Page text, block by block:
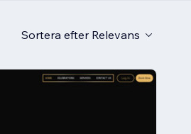
Sortera efter Relevans